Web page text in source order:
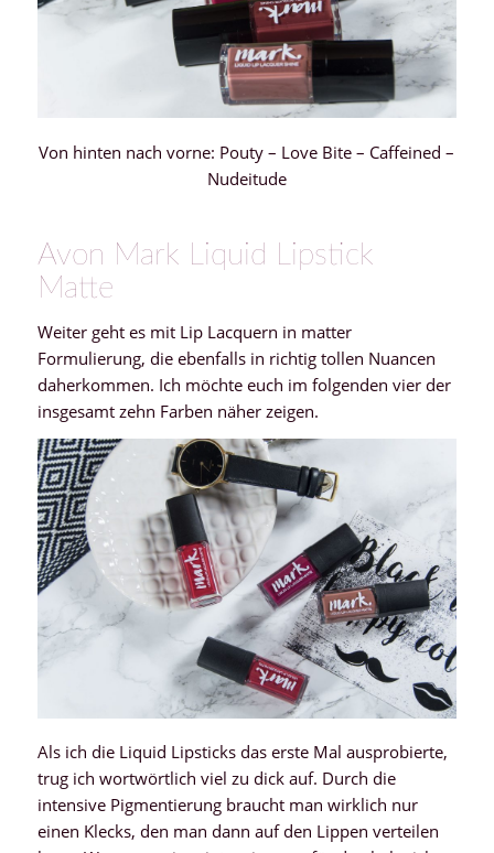
Von hinten nach vorne: Pouty – Love Bite – Caffeined –
Nudeitude
Avon Mark Liquid Lipstick
Matte
Weiter geht es mit Lip Lacquern in matter
Formulierung, die ebenfalls in richtig tollen Nuancen
daherkommen. Ich möchte euch im folgenden vier der
insgesamt zehn Farben näher zeigen.
Als ich die Liquid Lipsticks das erste Mal ausprobierte,
trug ich wortwörtlich viel zu dick auf. Durch die
intensive Pigmentierung braucht man wirklich nur
einen Klecks, den man dann auf den Lippen verteilen